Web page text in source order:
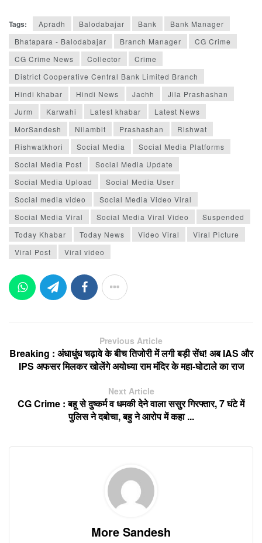
Tags: Apradh Balodabajar Bank
Bank Manager
Bhatapara - Balodabajar
Branch Manager
CG Crime
CG Crime News
Collector
Crime
District Cooperative Central Bank Limited Branch
Hindi khabar
Hindi News Jachh
Jila Prashashan
Jurm
Karwahi Latest khabar
Latest News
MorSandesh
Nilambit Prashashan
Rishwat
Rishwatkhori
Social Media
Social Media Platforms
Social Media Post
Social Media Update
Social Media Upload
Social Media User
Social media video
Social Media Video Viral
Social Media Viral
Social Media Viral Video
Suspended
Today Khabar
Today News Video Viral
Viral Picture
Viral Post
Viral video
Previous Article
Breaking : अंधाधुंध चढ़ावे के बीच तिजोरी में लगी बड़ी सेंध! अब IAS और
IPS अफसर मिलकर खोलेंगे अयोध्या राम मंदिर के महा-घोटाले का राज
Next Article
CG Crime : बहू से दुष्कर्म व धमकी देने वाला ससुर गिरफ्तार, 7 घंटे में
पुलिस ने दबोचा, बहु ने आरोप में कहा ...
More Sandesh